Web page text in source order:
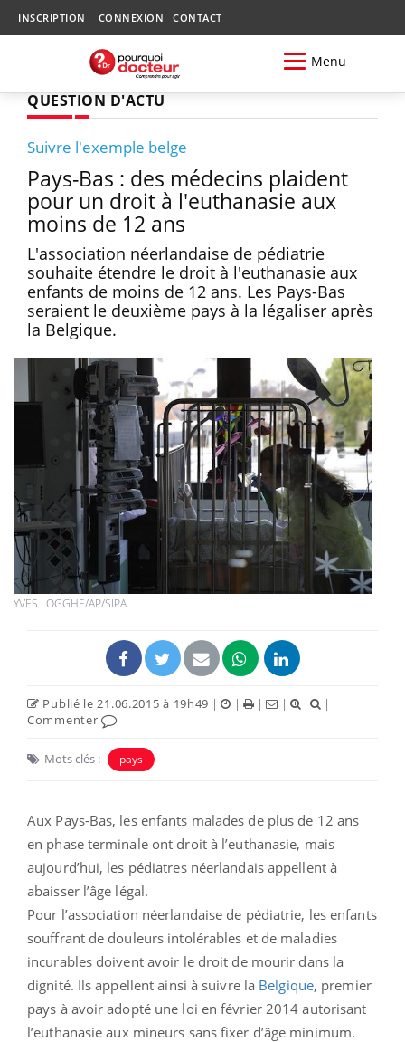
INSCRIPTION CONNEXION CONTACT
Menu
QUESTION D'ACTU
Suivre l'exemple belge
Pays-Bas : des médecins plaident
pour un droit à l'euthanasie aux
moins de 12 ans
L'association néerlandaise de pédiatrie
souhaite étendre le droit à l'euthanasie aux
enfants de moins de 12 ans. Les Pays-Bas
seraient le deuxième pays à la légaliser après
la Belgique.
YVES LOGGHE/AP/SIPA
Publié le 21.06.2015 à 19h49 | | | |
|
Commenter
Mots clés : pays
Aux Pays-Bas, les enfants malades de plus de 12 ans
en phase terminale ont droit à l’euthanasie, mais
aujourd’hui, les pédiatres néerlandais appellent à
abaisser l’âge légal.
Pour l’association néerlandaise de pédiatrie, les enfants
souffrant de douleurs intolérables et de maladies
incurables doivent avoir le droit de mourir dans la
dignité. Ils appellent ainsi à suivre la Belgique, premier
pays à avoir adopté une loi en février 2014 autorisant
l’euthanasie aux mineurs sans fixer d’âge minimum.